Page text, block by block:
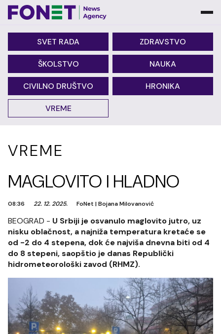
SVET RADA ZDRAVSTVO
ŠKOLSTVO NAUKA
CIVILNO DRUŠTVO HRONIKA
VREME
VREME
MAGLOVITO I HLADNO
08:36 22. 12. 2025. FoNet |Bojana Milovanović
BEOGRAD - U Srbiji je osvanulo maglovito jutro, uz
nisku oblačnost, a najniža temperatura kretaće se
od -2 do 4 stepena, dok će najviša dnevna biti od 4
do 8 stepeni, saopštio je danas Republički
hidrometeorološki zavod (RHMZ).